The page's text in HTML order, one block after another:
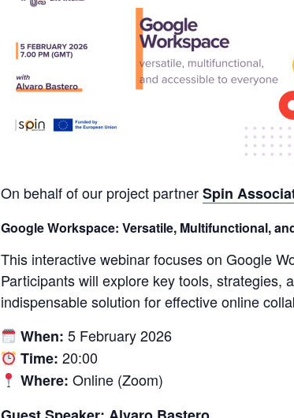
On behalf of our project partnerSpin
Google Workspace: Versatile, Multifunctional,
This interactive webinar focuses on Google
Participants will explore key tools, strategies,
indispensable solution for effective online
When: 5 February 2026
Time: 20:00
Where: Online (Zoom)